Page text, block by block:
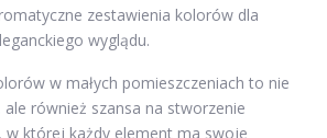
zestawienia kolorów dla
wyglądu.
w małych pomieszczeniach to nie
również szansa na stworzenie
której każdy element ma swoje